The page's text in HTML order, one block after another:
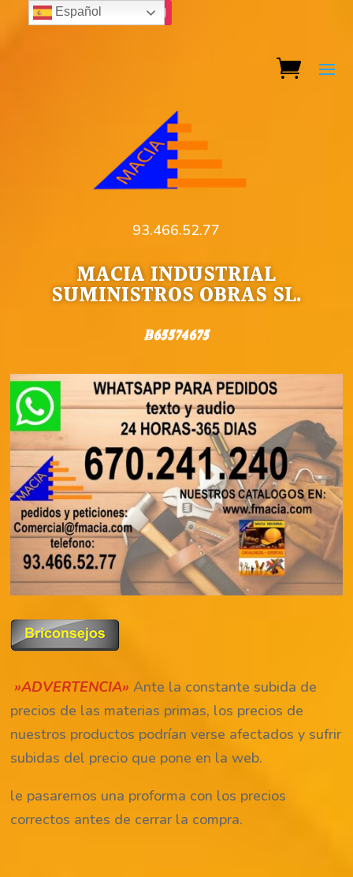
93.466.52.77
MACIA INDUSTRIAL
SUMINISTROS OBRAS SL.
B65574675
»ADVERTENCIA» Ante la constante subida de
precios de las materias primas, los precios de
nuestros productos podrían verse afectados y sufrir
subidas del precio que pone en la web.
le pasaremos una proforma con los precios
correctos antes de cerrar la compra.
Español